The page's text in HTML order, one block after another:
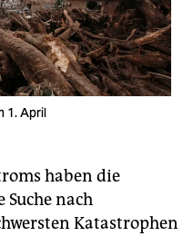
1. April
haben die
nach
Katastrophen